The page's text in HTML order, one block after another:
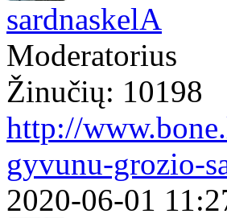
sardnaskelA
Moderatorius
Žinučių: 10198
http://
gyvunu-grozio-
2020-06-01